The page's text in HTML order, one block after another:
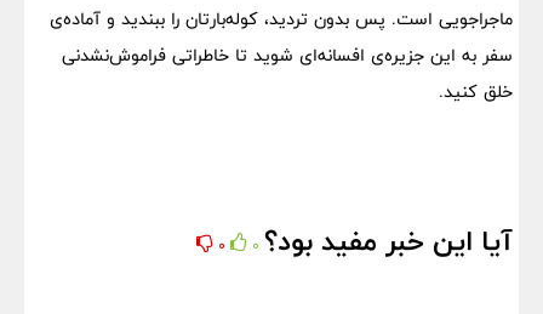
ماجراجویی است. پس بدون تردید، کوله‌بارتان را ببندید و آماده‌ی
سفر به این جزیره‌ی افسانه‌ای شوید تا خاطراتی فراموش‌نشدنی
خلق کنید.
آیا این خبر مفید بود؟ 0
0